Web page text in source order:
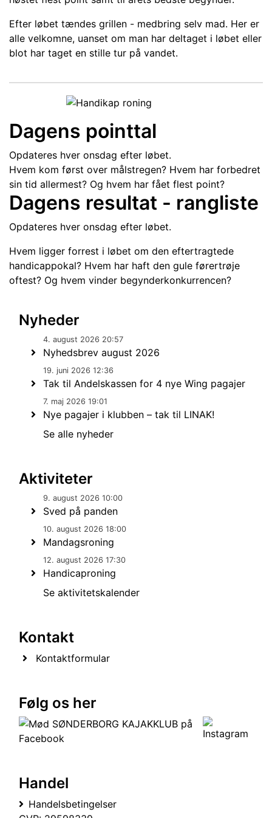
Efter løbet tændes grillen - medbring selv mad. Her er
alle velkomne, uanset om man har deltaget i løbet eller
blot har taget en stille tur på vandet.
Dagens pointtal
Opdateres hver onsdag efter løbet.
Hvem kom først over målstregen? Hvem har forbedret
sin tid allermest? Og hvem har fået flest point?
Dagens resultat - rangliste
Opdateres hver onsdag efter løbet.
Hvem ligger forrest i løbet om den eftertragtede
handicappokal? Hvem har haft den gule førertrøje
oftest? Og hvem vinder begynderkonkurrencen?
Nyheder
4. august 2026 20:57
Nyhedsbrev august 2026
19. juni 2026 12:36
Tak til Andelskassen for 4 nye Wing pagajer
7. maj 2026 19:01
Nye pagajer i klubben – tak til LINAK!
Se alle nyheder
Aktiviteter
9. august 2026 10:00
Sved på panden
10. august 2026 18:00
Mandagsroning
12. august 2026 17:30
Handicaproning
Se aktivitetskalender
Kontakt
Kontaktformular
Følg os her
Handel
Handelsbetingelser